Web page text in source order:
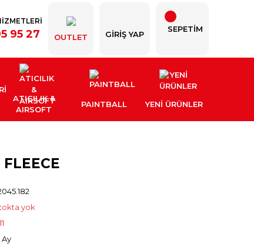
95 27 OUTLET GIRIŞ YAP
SEPETİM
ATICILIK &
AIRSOFT
PAINTBALL YENI ÜRÜNLER
FLEECE
yok
Ay